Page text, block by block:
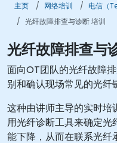
主页 网络培训
电信（
光纤故障排查与诊断 培训
光纤故障排查与
面向OT团队的光纤故障
别和确认现场常见的光纤
这种由讲师主导的实时培
用光纤诊断工具来确定
能下降，从而在联系光纤